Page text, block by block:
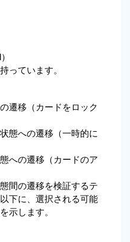
っています。
遷移（カードをロック
態への遷移（一時的に
への遷移（カードのア
間の遷移を検証するテ
下に、選択される可能
示します。